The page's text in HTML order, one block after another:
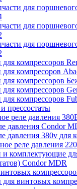
для
для
для
для компрессоров
для компресоров
для компрессоров
для компрессоров
для компрессоров
прессостаты
реле давления
давления Condor
давления 380v для
реле давления
и комплектующие
Condor MDR
винтовых